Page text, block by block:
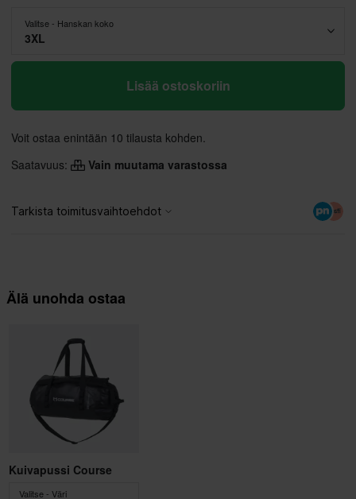
Valitse - Hanskan koko
3XL
Lisää ostoskoriin
Voit ostaa enintään 10 tilausta kohden.
Saatavuus:
Vain muutama varastossa
Älä unohda ostaa
Kuivapussi Course
Valitse - Väri